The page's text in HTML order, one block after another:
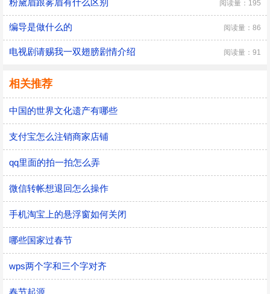
粉黛眉跟雾眉有什么区别 阅读量：195
编导是做什么的 阅读量：86
电视剧请赐我一双翅膀剧情介绍 阅读量：91
相关推荐
中国的世界文化遗产有哪些
支付宝怎么注销商家店铺
qq里面的拍一拍怎么弄
微信转帐想退回怎么操作
手机淘宝上的悬浮窗如何关闭
哪些国家过春节
wps两个字和三个字对齐
春节起源